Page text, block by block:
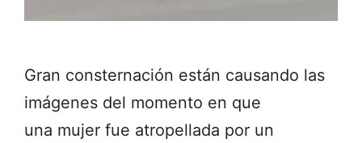
Gran consternación están causando las
imágenes del momento en que
una mujer fue atropellada por un